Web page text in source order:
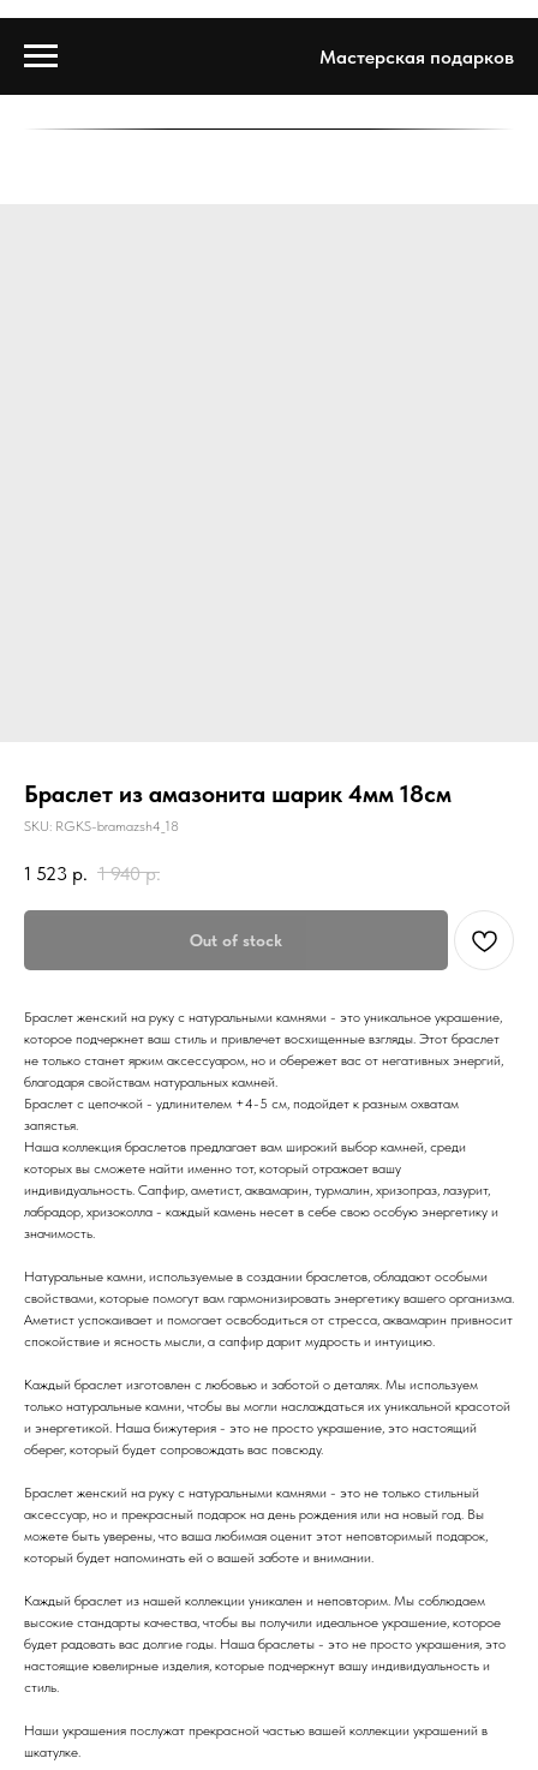
Мастерская подарков
Браслет из амазонита шарик 4мм 18см
SKU: RGKS-bramazsh4_18
1 523 р. 1 940 р.
Out of stock
Браслет женский на руку с натуральными камнями - это уникальное украшение,
которое подчеркнет ваш стиль и привлечет восхищенные взгляды. Этот браслет
не только станет ярким аксессуаром, но и обережет вас от негативных энергий,
благодаря свойствам натуральных камней.
Браслет с цепочкой - удлинителем +4-5 см, подойдет к разным охватам
запястья.
Наша коллекция браслетов предлагает вам широкий выбор камней, среди
которых вы сможете найти именно тот, который отражает вашу
индивидуальность. Сапфир, аметист, аквамарин, турмалин, хризопраз, лазурит,
лабрадор, хризоколла - каждый камень несет в себе свою особую энергетику и
значимость.
Натуральные камни, используемые в создании браслетов, обладают особыми
свойствами, которые помогут вам гармонизировать энергетику вашего организма.
Аметист успокаивает и помогает освободиться от стресса, аквамарин привносит
спокойствие и ясность мысли, а сапфир дарит мудрость и интуицию.
Каждый браслет изготовлен с любовью и заботой о деталях. Мы используем
только натуральные камни, чтобы вы могли наслаждаться их уникальной красотой
и энергетикой. Наша бижутерия - это не просто украшение, это настоящий
оберег, который будет сопровождать вас повсюду.
Браслет женский на руку с натуральными камнями - это не только стильный
аксессуар, но и прекрасный подарок на день рождения или на новый год. Вы
можете быть уверены, что ваша любимая оценит этот неповторимый подарок,
который будет напоминать ей о вашей заботе и внимании.
Каждый браслет из нашей коллекции уникален и неповторим. Мы соблюдаем
высокие стандарты качества, чтобы вы получили идеальное украшение, которое
будет радовать вас долгие годы. Наша браслеты - это не просто украшения, это
настоящие ювелирные изделия, которые подчеркнут вашу индивидуальность и
стиль.
Наши украшения послужат прекрасной частью вашей коллекции украшений в
шкатулке.